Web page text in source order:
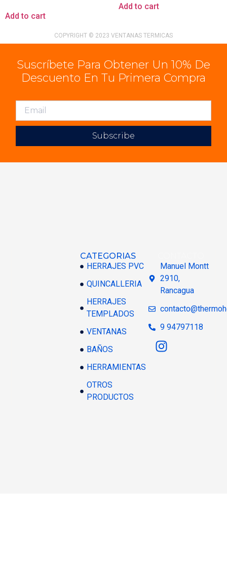
Add to cart
Add to cart
COPYRIGHT © 2023 VENTANAS TERMICAS
Suscríbete Para Obtener Un 10% De
Descuento En Tu Primera Compra
Subscribe
CATEGORIAS
HERRAJES PVC
QUINCALLERIA
HERRAJES
TEMPLADOS
VENTANAS
BAÑOS
HERRAMIENTAS
OTROS
PRODUCTOS
Manuel Montt
2910,
Rancagua
9 94797118